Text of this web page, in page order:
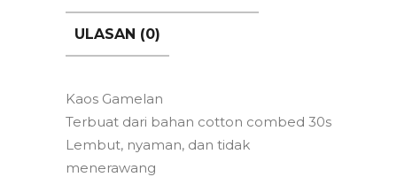
ULASAN (0)
Kaos Gamelan
Terbuat dari bahan cotton combed 30s
Lembut, nyaman, dan tidak
menerawang